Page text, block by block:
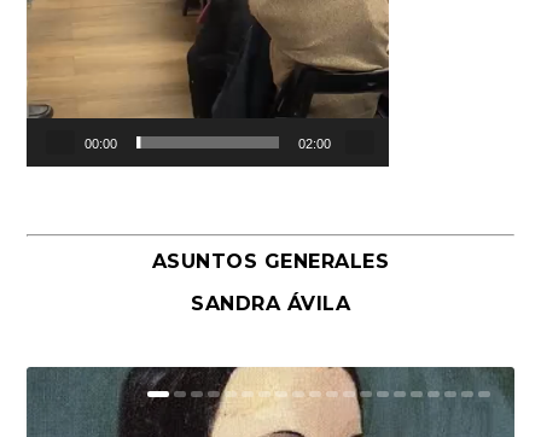
00:00 02:00
ASUNTOS GENERALES
SANDRA ÁVILA